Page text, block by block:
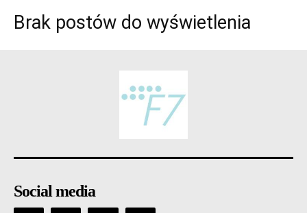
Brak postów do wyświetlenia
Social media